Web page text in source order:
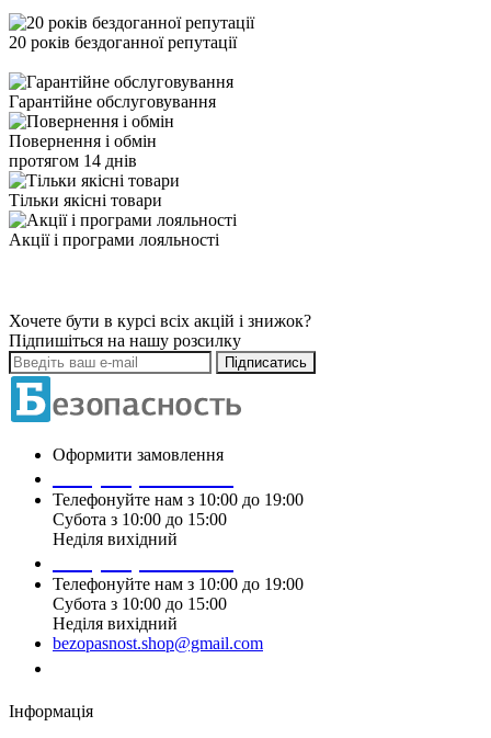
20 років бездоганної репутації
Гарантійне обслуговування
Повернення і обмін
протягом 14 днів
Тільки якісні товари
Акції і програми лояльності
Хочете бути в курсі всіх акцій і знижок?
Підпишіться на нашу розсилку
Підписатись
Оформити замовлення
Телефонуйте нам з 10:00 до 19:00
Субота з 10:00 до 15:00
Неділя вихідний
Телефонуйте нам з 10:00 до 19:00
Субота з 10:00 до 15:00
Неділя вихідний
bezopasnost.shop@gmail.com
Інформація